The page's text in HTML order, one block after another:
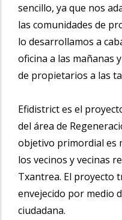
sencillo, ya que nos
las comunidades de
lo desarrollamos a
oficina a las mañanas
de propietarios a las
Efidistrict es el
del área de
objetivo primordial es
los vecinos y vecinas
Txantrea. El proyecto
envejecido por medio
ciudadana.